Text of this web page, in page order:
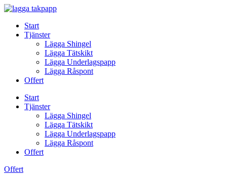
Skip
contentStart
Tjänster
Lägga Shingel
Lägga Tätskikt
Lägga Underlagspapp
Lägga Råspont
Offert
Start
Tjänster
Lägga Shingel
Lägga Tätskikt
Lägga Underlagspapp
Lägga Råspont
Offert
Offert